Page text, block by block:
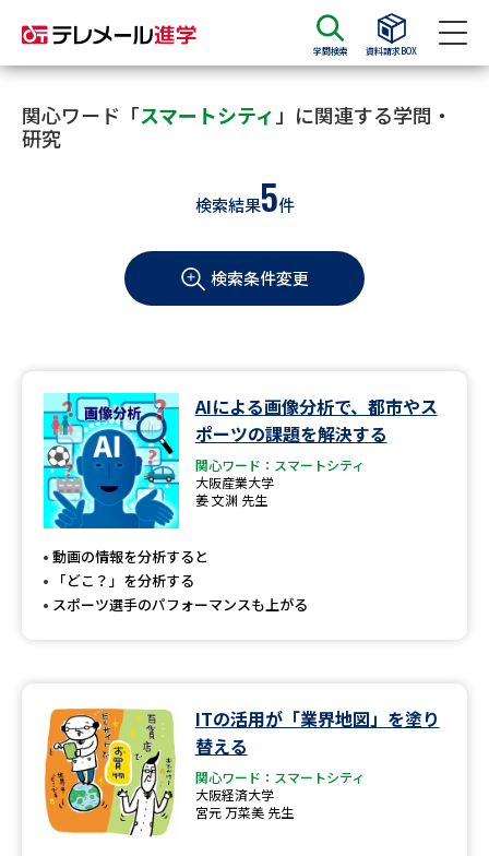
学問検索 資料請求BOX
資料請求 資料検索
大学・短大の資料種類から請求
学部・学科パンフ
総合型選抜・学校推薦型選抜 募
大学入学共通テスト利用選抜の
大学・短大以外の資料から請求
専門学校の資料請求 大学院の資料請求
留学・進学関連、塾・予備校
大学入学共通テスト「受験上の
高等学校卒業程度認定試験
高等学校（情報）教員資格認定
大学研究
関心ワード「スマートシティ 」に関連する学問・
研究
検索結果5件
検索条件変更
AIによる画像分析で、都市やス
ポーツの課題を解決する
関心ワード：スマートシティ
大阪産業大学
姜 文渊 先生
動画の情報を分析すると
「どこ？」を分析する
スポーツ選手のパフォーマンスも上がる
ITの活用が「業界地図」を塗り
替える
関心ワード：スマートシティ
大阪経済大学
宮元 万菜美 先生